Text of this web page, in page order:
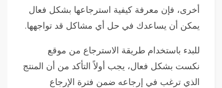
أخرى، فإن معرفة كيفية استرجاعها بشكل فعال
يمكن أن يساعدك في حل أي مشاكل قد تواجهها.
للبدء باستخدام طريقة الاسترجاع من موقع
نكست بشكل فعال، يجب أولاً التأكد من أن المنتج
الذي ترغب في إرجاعه ضمن فترة الإرجاع